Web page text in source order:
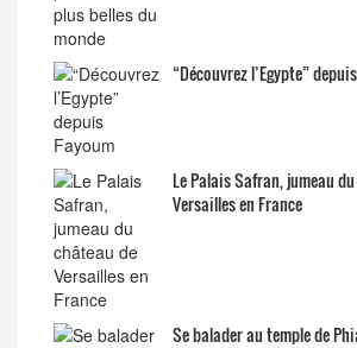
“Découvrez l’Egypte”
Le Palais Safran, jumeau
Versailles en France
Se balader au temple de